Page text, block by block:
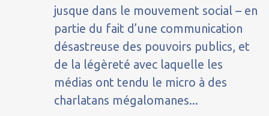
jusque dans le mouvement social – en
partie du fait d’une communication
désastreuse des pouvoirs publics, et
de la légèreté avec laquelle les
médias ont tendu le micro à des
charlatans mégalomanes...